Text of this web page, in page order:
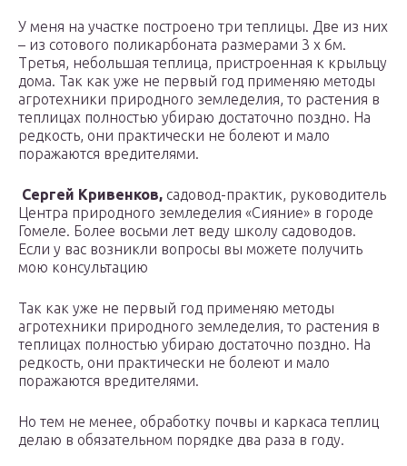
У меня на участке построено три теплицы. Две из них
– из сотового поликарбоната размерами 3 х 6м.
Третья, небольшая теплица, пристроенная к крыльцу
дома. Так как уже не первый год применяю методы
агротехники природного земледелия, то растения в
теплицах полностью убираю достаточно поздно. На
редкость, они практически не болеют и мало
поражаются вредителями.
Сергей Кривенков, садовод-практик, руководитель
Центра природного земледелия «Сияние» в городе
Гомеле. Более восьми лет веду школу садоводов.
Если у вас возникли вопросы вы можете получить
мою консультацию
Так как уже не первый год применяю методы
агротехники природного земледелия, то растения в
теплицах полностью убираю достаточно поздно. На
редкость, они практически не болеют и мало
поражаются вредителями.
Но тем не менее, обработку почвы и каркаса теплиц
делаю в обязательном порядке два раза в году.